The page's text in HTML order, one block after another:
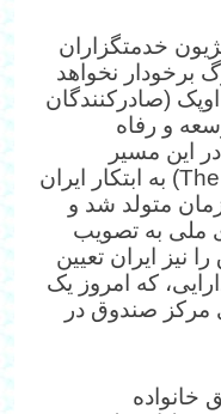
خدمتگزاران
برخودار نخواهد
(صادر‌کنندگان
و رفاه
این مسیر
«صندوق اوپک» (The Opec Fund) به ابتکار ایران
سازمان متولد شد و
ملی به تصویب
نیز ایران تعیین
که امروز یک
مرکز صندوق در
خانواده